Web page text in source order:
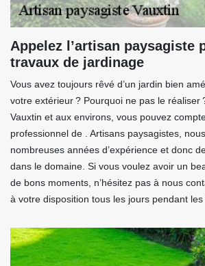
Appelez l’artisan paysagiste
travaux de jardinage
Vous avez toujours rêvé d’un jardin bien
votre extérieur ? Pourquoi ne pas le réaliser
Vauxtin et aux environs, vous pouvez
professionnel de . Artisans paysagistes,
nombreuses années d’expérience et donc
dans le domaine. Si vous voulez avoir un
de bons moments, n’hésitez pas à nous
à votre disposition tous les jours pendant les